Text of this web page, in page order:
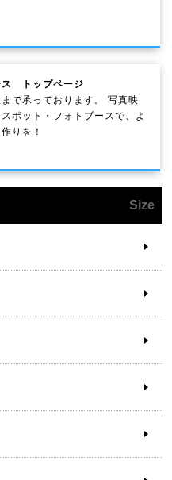
ス トップページ
で承っております。 写真映
ポット・フォトブースで、よ
りを！
Size